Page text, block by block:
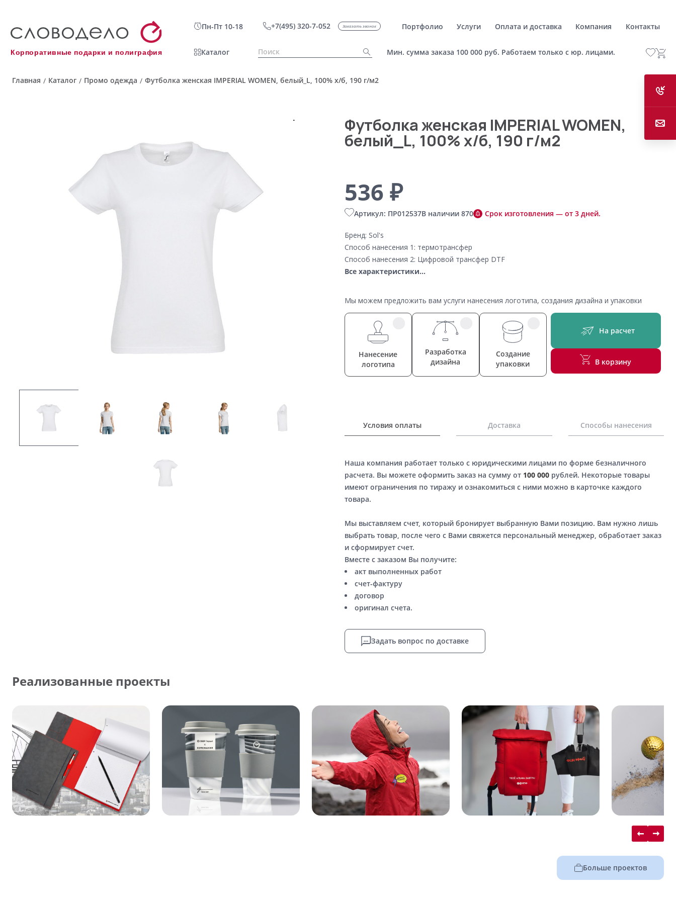
Корпоративные подарки и полиграфия
Пн-Пт 10-18 +7(495) 320-7-052 Заказать звонок Портфолио Услуги Оплата и доставка Компания Контакты
Каталог Мин. сумма заказа 100 000 руб. Работаем только с юр. лицами.
Главная / Каталог / Промо одежда / Футболка женская IMPERIAL WOMEN, белый_L, 100% х/б, 190 г/м2
Футболка женская IMPERIAL WOMEN,
белый_L, 100% х/б, 190 г/м2
536 ₽
Артикул: ПР012537В наличии 870 Срок изготовления — от 3 дней.
Бренд: Sol's
Способ нанесения 1: термотрансфер
Способ нанесения 2: Цифровой трансфер DTF
Все характеристики...
Мы можем предложить вам услуги нанесения логотипа, создания дизайна и упаковки
Нанесение
логотипа
Разработка
дизайна
Создание
упаковки
На расчет
В корзину
Условия оплаты Доставка Способы нанесения
Наша компания работает только с юридическими лицами по форме безналичного
расчета. Вы можете оформить заказ на сумму от 100 000рублей. Некоторые товары
имеют ограничения по тиражу и ознакомиться с ними можно в карточке каждого
товара.
Мы выставляем счет, который бронирует выбранную Вами позицию. Вам нужно лишь
выбрать товар, после чего с Вами свяжется персональный менеджер, обработает заказ
и сформирует счет.
Вместе с заказом Вы получите:
акт выполненных работ
счет-фактуру
договор
оригинал счета.
Задать вопрос по доставке
Реализованные проекты
Больше проектов